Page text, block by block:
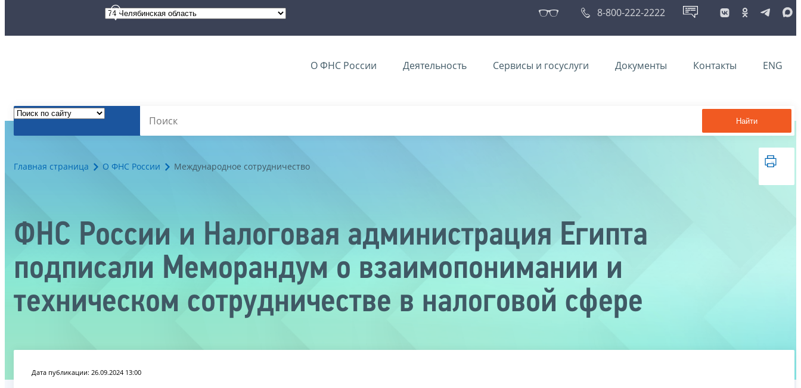
8-800-222-2222
О ФНС России Деятельность Сервисы и госуслуги Документы Контакты ENG
Найти
Главная страница О ФНС России Международное сотрудничество
ФНС России и Налоговая администрация Египта
подписали Меморандум о взаимопонимании и
техническом сотрудничестве в налоговой сфере
Дата публикации: 26.09.2024 13:00